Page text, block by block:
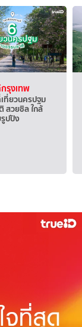
รุงเทพ
ที่ยวนครปฐม
สวยชิล ใกล้
ปปัง